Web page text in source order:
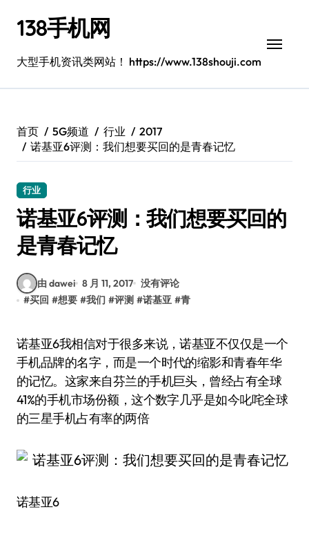
138手机网
大型手机资讯类网站！ https://www.138shouji.com
首页 5G频道 行业
2017
诺基亚6评测：我们想要买回的是青春记忆
行业
诺基亚6评测：我们想要买回的
是青春记忆
由 dawei 8 月 11, 2017 没有评论
#买回 #想要 #我们 #评测 #诺基亚 #青
诺基亚6我相信对于很多来说，诺基亚不仅仅是一个
手机品牌的名字，而是一个时代的缩影和青春年华
的记忆。这家来自芬兰的手机巨头，曾经占有全球
41%的手机市场份额，这个数字几乎是如今叱咤全球
的三星手机占有率的两倍
诺基亚6